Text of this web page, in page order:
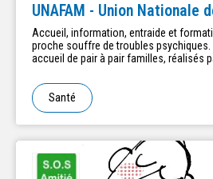
UNAFAM - Union Nationale
Amis de Malades
Accueil, information, entraide et
proche souffre de troubles psychiques.
accueil de pair à pair familles, réalisés
Santé